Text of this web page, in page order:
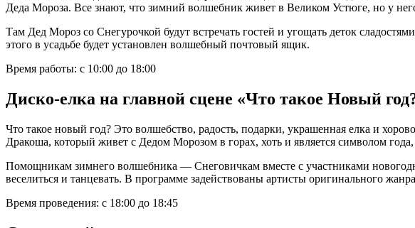
Деда Мороза. Все знают, что зимний волшебник живет в Великом Устюге, но у
Там Дед Мороз со Снегурочкой будут встречать гостей и угощать деток
этого в усадьбе будет установлен волшебный почтовый ящик.
Время работы: с 10:00 до 18:00
Диско-елка на главной сцене «Что такое Новый
Что такое новый год? Это волшебство, радость, подарки, украшенная елка и
Дракоша, который живет с Дедом Морозом в горах, хоть и является символом
Помощникам зимнего волшебника — Снеговичкам вместе с участниками
веселиться и танцевать. В программе задействованы артисты оригинального жанра
Время проведения: с 18:00 до 18:45